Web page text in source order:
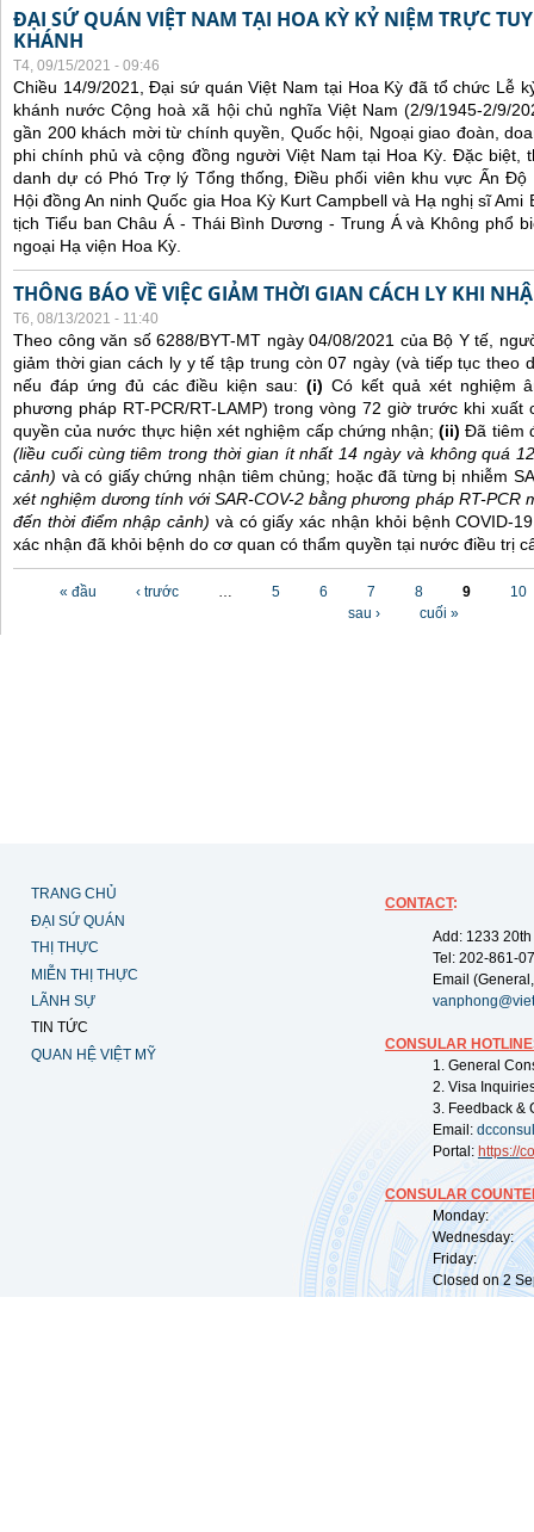
ĐẠI SỨ QUÁN VIỆT NAM TẠI HOA KỲ KỶ NIỆM TRỰC
KHÁNH
T4, 09/15/2021 - 09:46
Chiều 14/9/2021, Đại sứ quán Việt Nam tại Hoa Kỳ đã tổ chức Lễ
khánh nước Cộng hoà xã hội chủ nghĩa Việt Nam (2/9/1945-2/9/
gần 200 khách mời từ chính quyền, Quốc hội, Ngoại giao đoàn,
phi chính phủ và cộng đồng người Việt Nam tại Hoa Kỳ. Đặc biệt,
danh dự có Phó Trợ lý Tổng thống, Điều phối viên khu vực Ấn
Hội đồng An ninh Quốc gia Hoa Kỳ Kurt Campbell và Hạ nghị sĩ
tịch Tiểu ban Châu Á - Thái Bình Dương - Trung Á và Không phổ
ngoại Hạ viện Hoa Kỳ.
THÔNG BÁO VỀ VIỆC GIẢM THỜI GIAN CÁCH LY KHI
T6, 08/13/2021 - 11:40
Theo công văn số 6288/BYT-MT ngày 04/08/2021 của Bộ Y tế,
giảm thời gian cách ly y tế tập trung còn 07 ngày (và tiếp tục theo
nếu đáp ứng đủ các điều kiện sau: (i) Có kết quả xét nghiệm
phương pháp RT-PCR/RT-LAMP) trong vòng 72 giờ trước khi
quyền của nước thực hiện xét nghiệm cấp chứng nhận;(ii)Đã tiêm
(liều cuối cùng tiêm trong thời gian ít nhất 14 ngày và không quá
cảnh) và có giấy chứng nhận tiêm chủng; hoặc đã từng bị nhiễm
xét nghiệm dương tính với SAR-COV-2 bằng phương pháp RT-PCR
đến thời điểm nhập cảnh) và có giấy xác nhận khỏi bệnh COVID-
xác nhận đã khỏi bệnh do cơ quan có thẩm quyền tại nước điều trị
« đầu ‹ trước … 5 6 7 8 9
10
sau ›
cuối »
TRANG CHỦ
ĐẠI SỨ QUÁN
THỊ THỰC
MIỄN THỊ THỰC
LÃNH SỰ
TIN TỨC
QUAN HỆ VIỆT MỸ
CONTACT:
Add: 1233
Tel: 202-861-
Email
CONSULAR
1. General
2. Visa
3. Feedback &
Email:
Portal: https://
CONSULAR
Monday:
Wednesday:
Friday:
Closed on 2